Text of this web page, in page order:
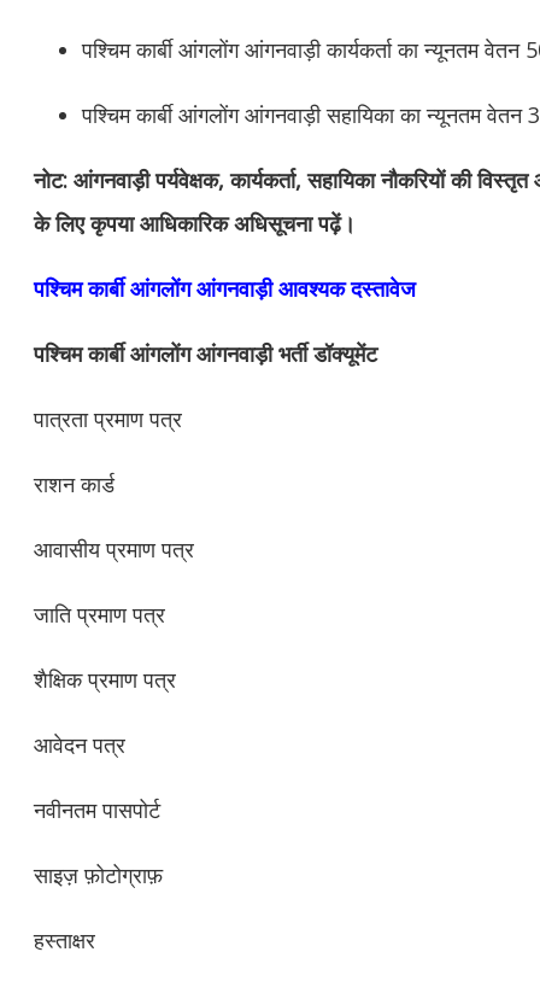
पश्चिम कार्बी आंगलोंगआंगनवाड़ी कार्यकर्ता का न्यूनतम वेतन
पश्चिम कार्बी आंगलोंगआंगनवाड़ी सहायिका का न्यूनतम वेतन
नोट: आंगनवाड़ी पर्यवेक्षक, कार्यकर्ता, सहायिका नौकरियों की
के लिए कृपया आधिकारिक अधिसूचना पढ़ें।
पश्चिम कार्बी आंगलोंग आंगनवाड़ी आवश्यक दस्तावेज
पश्चिम कार्बी आंगलोंग आंगनवाड़ी भर्ती डॉक्यूमेंट
पात्रता प्रमाण पत्र
राशन कार्ड
आवासीय प्रमाण पत्र
जाति प्रमाण पत्र
शैक्षिक प्रमाण पत्र
आवेदन पत्र
नवीनतम पासपोर्ट
साइज़ फ़ोटोग्राफ़
हस्ताक्षर